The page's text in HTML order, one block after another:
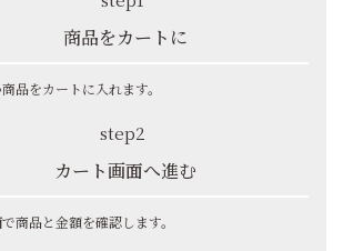
商品をカートに
品をカートに入れます。
step2
カート画面へ進む
商品と金額を確認します。